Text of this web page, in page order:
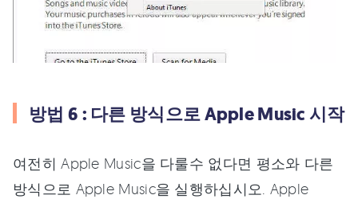
방법 6 : 다른 방식으로 Apple Music 시작
여전히 Apple Music을 다룰수 없다면 평소와 다른
방식으로 Apple Music을 실행하십시오. Apple